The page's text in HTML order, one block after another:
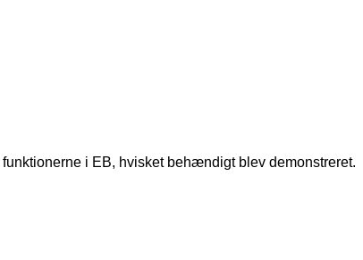
i EB, hvisket behændigt blev demonstreret.